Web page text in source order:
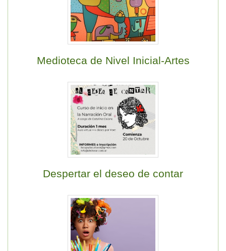
Medioteca de Nivel Inicial-Artes
Despertar el deseo de contar